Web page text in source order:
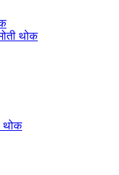
थोक
थोक